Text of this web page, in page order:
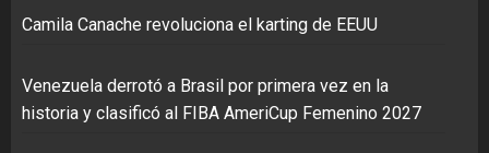
Camila Canache revoluciona el karting de EEUU
Venezuela derrotó a Brasil por primera vez en la
historia y clasificó al FIBA AmeriCup Femenino 2027